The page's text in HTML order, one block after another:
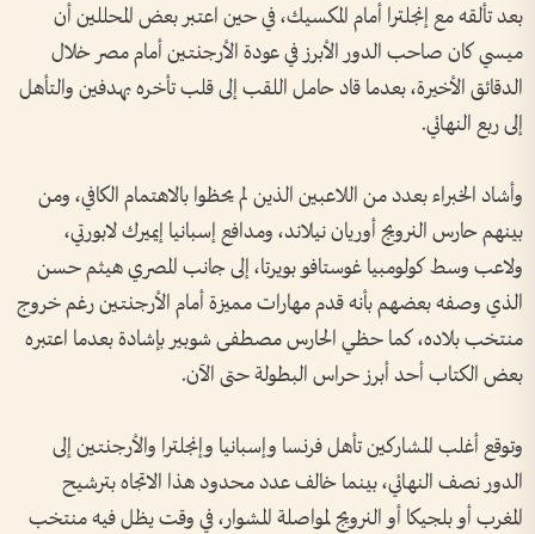
بعد تألقه مع إنجلترا أمام المكسيك، في حين اعتبر بعض المحللين أن
ميسي كان صاحب الدور الأبرز في عودة الأرجنتين أمام مصر خلال
الدقائق الأخيرة، بعدما قاد حامل اللقب إلى قلب تأخره بهدفين والتأهل
إلى ربع النهائي.
وأشاد الخبراء بعدد من اللاعبين الذين لم يحظوا بالاهتمام الكافي، ومن
بينهم حارس النرويج أوريان نيلاند، ومدافع إسبانيا إيميرك لابورتي،
ولاعب وسط كولومبيا غوستافو بويرتا، إلى جانب المصري هيثم حسن
الذي وصفه بعضهم بأنه قدم مهارات مميزة أمام الأرجنتين رغم خروج
منتخب بلاده، كما حظي الحارس مصطفى شوبير بإشادة بعدما اعتبره
بعض الكتاب أحد أبرز حراس البطولة حتى الآن.
وتوقع أغلب المشاركين تأهل فرنسا وإسبانيا وإنجلترا والأرجنتين إلى
الدور نصف النهائي، بينما خالف عدد محدود هذا الاتجاه بترشيح
المغرب أو بلجيكا أو النرويج لمواصلة المشوار، في وقت يظل فيه منتخب